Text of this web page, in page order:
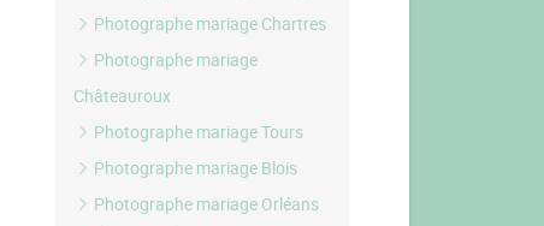
Photographe mariage Chartres
Photographe mariage
Châteauroux
Photographe mariage Tours
Photographe mariage Blois
Photographe mariage Orléans